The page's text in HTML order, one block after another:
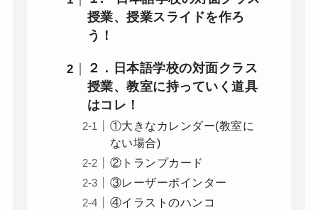
授業、授業スライドを作ろ
う！
２．日本語学校の対面クラス
授業、教室に持っていく道具
はコレ！
①大きなカレンダー(教室に
ない場合)
②トランプカード
③レーザーポインター
④イラストのハンコ